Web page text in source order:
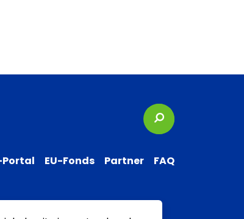
Suchbegriffe
EU-Fonds Partner FAQ